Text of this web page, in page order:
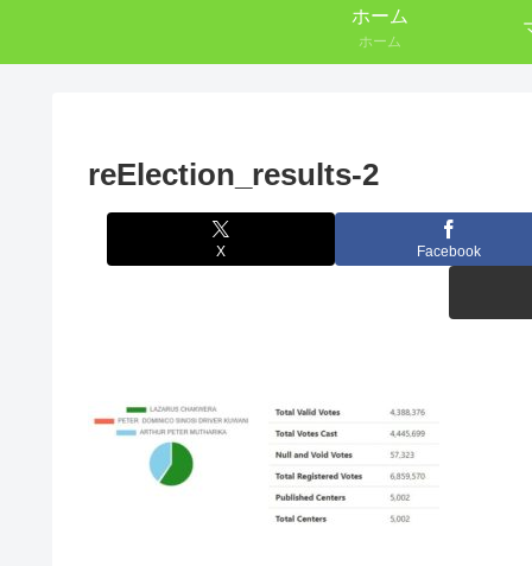
ホーム
ホーム
reElection_results-2
X Facebook